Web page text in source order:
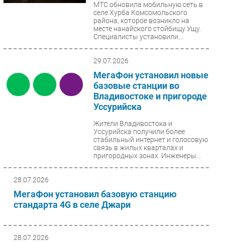
МТС обновила мобильную сеть в
селе Хурба Комсомольского
района, которое возникло на
месте нанайского стойбищу Ущу.
Специалисты установили...
29.07.2026
МегаФон установил новые
базовые станции во
Владивостоке и пригороде
Уссурийска
Жители Владивостока и
Уссурийска получили более
стабильный интернет и голосовую
связь в жилых кварталах и
пригородных зонах. Инженеры...
28.07.2026
МегаФон установил базовую станцию
стандарта 4G в селе Джари
28.07.2026